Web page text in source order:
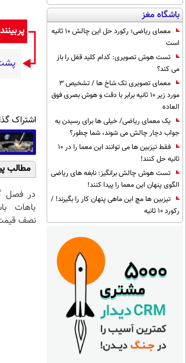
باشگاه مغز
معمای ریاضی؛ رکورد حل این چالش 10 ثانیه
است
تست هوش تصویری: کدام کلید قفل را باز
می کند؟
معمای تصویری تک شاخ ها / تشخیص 3
مورد زیر 10 ثانیه برابر با دقت و هوش بصری فوق
العاده
یک معمای ریاضی/ خیلی ها برای رسیدن به
جواب دچار چالش می شوند، شما چطور؟
فقط تیزبین ها می توانند این معما را در 10
ثانیه حل کنند!
تست هوش چالش برانگیز: نابغه های ریاضی
الگوی پنهان این معما را پیدا کنند!
تیزبین ها مچ این ماهی پنهان کار را بگیرند! /
رکورد 10 ثانیه
اشتراک
مطالب
در فصل
باهات
نصف قیمت